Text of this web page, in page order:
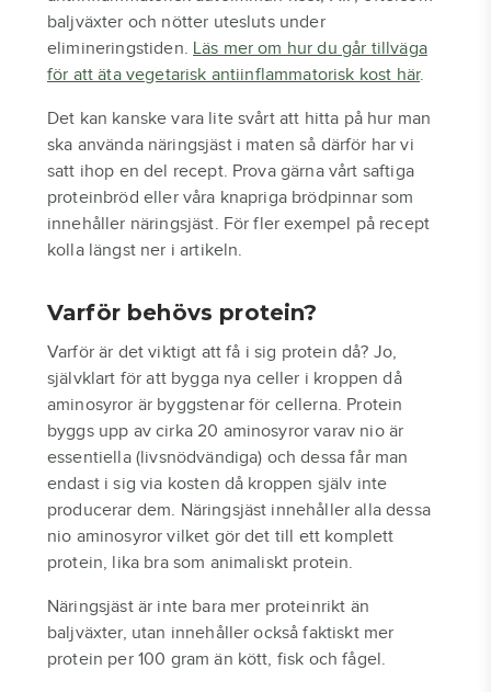
baljväxter och nötter utesluts under
elimineringstiden. Läs mer om hur du går tillväga
för att äta vegetarisk antiinflammatorisk kost här.
Det kan kanske vara lite svårt att hitta på hur man
ska använda näringsjäst i maten så därför har vi
satt ihop en del recept. Prova gärna vårt saftiga
proteinbröd eller våra knapriga brödpinnar som
innehåller näringsjäst. För fler exempel på recept
kolla längst ner i artikeln.
Varför behövs protein?
Varför är det viktigt att få i sig protein då? Jo,
självklart för att bygga nya celler i kroppen då
aminosyror är byggstenar för cellerna. Protein
byggs upp av cirka 20 aminosyror varav nio är
essentiella (livsnödvändiga) och dessa får man
endast i sig via kosten då kroppen själv inte
producerar dem. Näringsjäst innehåller alla dessa
nio aminosyror vilket gör det till ett komplett
protein, lika bra som animaliskt protein.
Näringsjäst är inte bara mer proteinrikt än
baljväxter, utan innehåller också faktiskt mer
protein per 100 gram än kött, fisk och fågel.